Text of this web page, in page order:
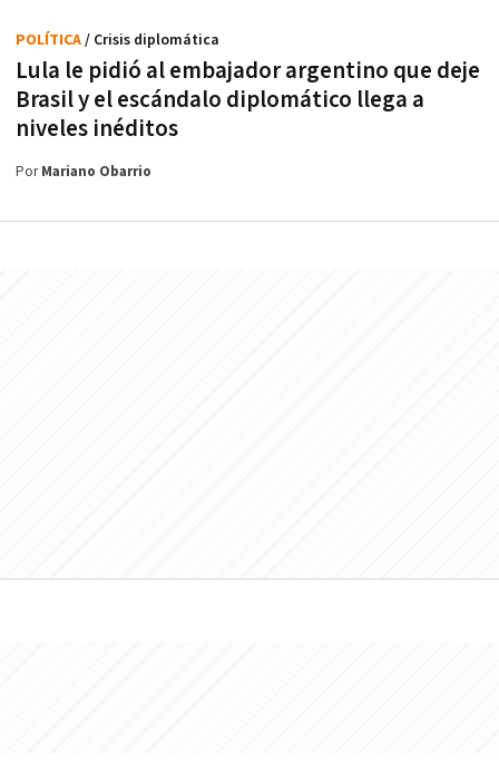
Lula le pidió al embajador argentino que deje
Brasil y el escándalo diplomático llega a
niveles inéditos
POLÍTICA/ Crisis diplomática
PorMariano Obarrio